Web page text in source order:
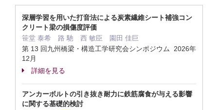
深層学習を用いた打音法による炭素繊維シート補強コン
クリート梁の損傷度評価
笹堂 泰希 路 馳 西 敏臣 園田 佳巨
第 13 回九州橋梁・構造工学研究会シンポジウム 2026年
12月
詳細を見る
アンカーボルトの引き抜き耐力に鉄筋腐食が与える影響
に関する基礎的検討